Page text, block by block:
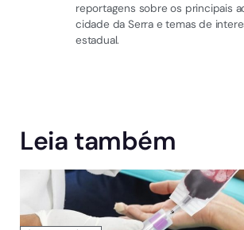
reportagens sobre os principais
cidade da Serra e temas de
estadual.
Leia também